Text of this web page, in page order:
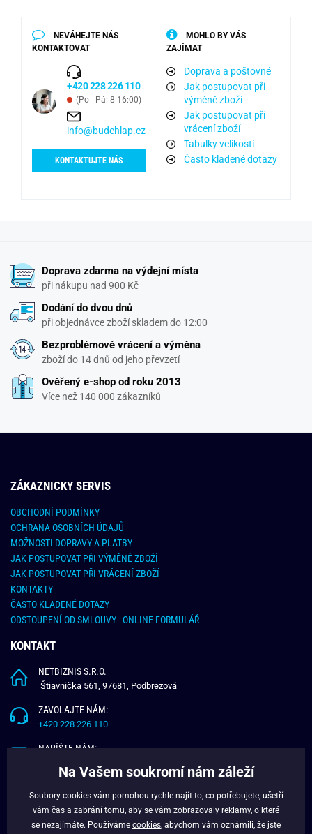
NEVÁHEJTE NÁS
KONTAKTOVAT
+420 228 226 110
(Po - Pá: 8-16:00)
info@budchlap.cz
KONTAKTUJTE NÁS
MOHLO BY VÁS
ZAJÍMAT
Doprava a poštovné
Jak postupovat při
výměně zboží
Jak postupovat při
vrácení zboží
Tabulky velikostí
Často kladené dotazy
Doprava zdarma na výdejní místa
při nákupu nad 900 Kč
Dodání do dvou dnů
při objednávce zboží skladem do 12:00
Bezproblémové vrácení a výměna
zboží do 14 dnů od jeho převzetí
Ověřený e-shop od roku 2013
Více než 140 000 zákazníků
ZÁKAZNICKY SERVIS
OBCHODNÍ PODMÍNKY
OCHRANA OSOBNÍCH ÚDAJŮ
MOŽNOSTI DOPRAVY A PLATBY
JAK POSTUPOVAT PŘI VÝMĚNĚ ZBOŽÍ
JAK POSTUPOVAT PŘI VRÁCENÍ ZBOŽÍ
KONTAKTY
ČASTO KLADENÉ DOTAZY
ODSTOUPENÍ OD SMLOUVY - ONLINE FORMULÁŘ
KONTAKT
NETBIZNIS S.R.O.
Štiavnička 561, 97681, Podbrezová
ZAVOLAJTE NÁM:
+420 228 226 110
NAPÍŠTE NÁM:
O NÁS
VĚRNOSTNÍ PROGRAM
Na Vašem soukromí nám záleží
Soubory cookies vám pomohou rychle najít to, co potřebujete, ušetří
vám čas a zabrání tomu, aby se vám zobrazovaly reklamy, o které
se nezajímáte. Používáme cookies , abychom vám oznámili, že jste